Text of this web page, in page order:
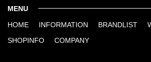
MENU
HOME INFORMATION BRANDLIST
SHOPINFO COMPANY